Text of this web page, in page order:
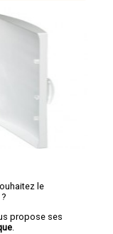
le
?
propose ses
.